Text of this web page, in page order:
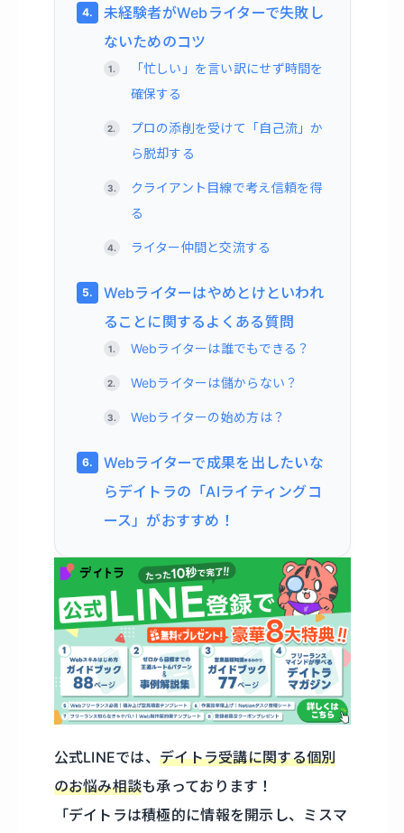
未経験者がWebライターで失敗し
ないためのコツ
「忙しい」を言い訳にせず時間を
確保する
プロの添削を受けて「自己流」か
ら脱却する
クライアント目線で考え信頼を得
る
ライター仲間と交流する
Webライターはやめとけといわれ
ることに関するよくある質問
Webライターは誰でもできる？
Webライターは儲からない？
Webライターの始め方は？
Webライターで成果を出したいな
らデイトラの「AIライティングコ
ース」がおすすめ！
公式LINEでは、デイトラ受講に関する個別
のお悩み相談も承っております！
「デイトラは積極的に情報を開示し、ミスマ